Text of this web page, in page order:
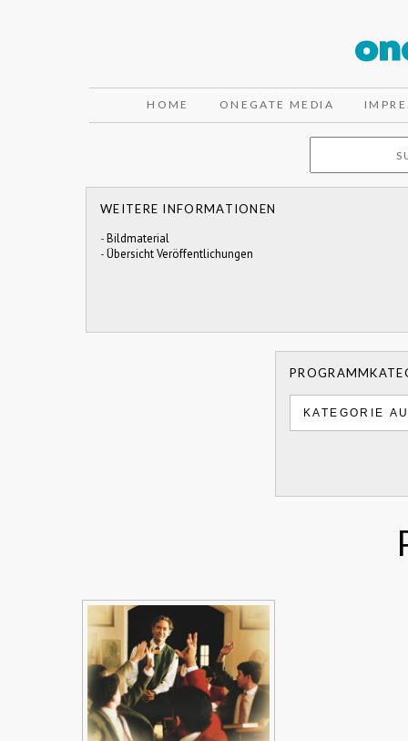
HOME ONEGATE MEDIA
WEITERE INFORMATIONEN
-Bildmaterial
-Übersicht Veröffentlichungen